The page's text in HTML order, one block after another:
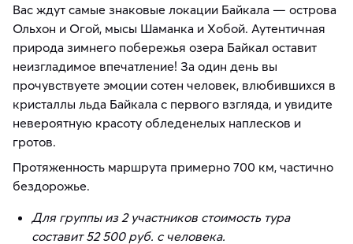
Вас ждут самые знаковые локации Байкала — острова
Ольхон и Огой, мысы Шаманка и Хобой. Аутентичная
природа зимнего побережья озера Байкал оставит
неизгладимое впечатление! За один день вы
прочувствуете эмоции сотен человек, влюбившихся в
кристаллы льда Байкала с первого взгляда, и увидите
невероятную красоту обледенелых наплесков и
гротов.
Протяженность маршрута примерно 700 км, частично
бездорожье.
Для группы из 2 участников стоимость тура
составит 52 500 руб. с человека.